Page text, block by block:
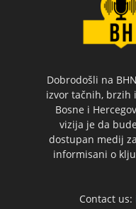
Dobrodošli na
izvor tačnih,
Bosne i
vizija je da
dostupan medij
informisani o
Contact us: